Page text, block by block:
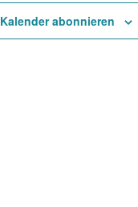
Kalender abonnieren